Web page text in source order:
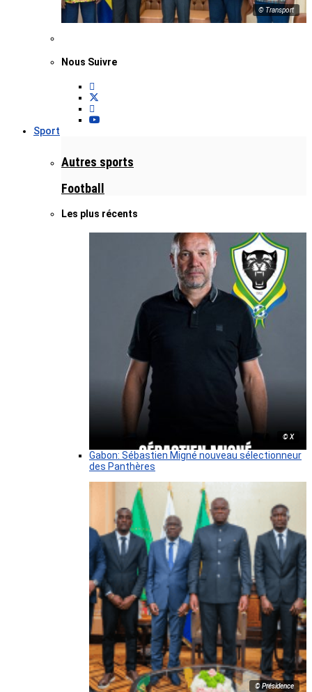
© Transport
Nous Suivre
Sport
Autres sports
Football
Les plus récents
© X
Gabon: Sébastien Migné nouveau sélectionneur
des Panthères
© Présidence